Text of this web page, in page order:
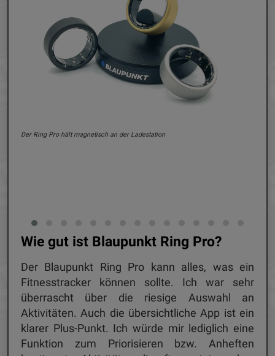
Der Ring Pro hält magnetisch an der Ladestation
Wie gut ist Blaupunkt Ring Pro?
Der Blaupunkt Ring Pro kann alles, was ein
Fitnesstracker können sollte. Ich war sehr
überrascht über die riesige Auswahl an
Aktivitäten. Auch die übersichtliche App ist ein
klarer Plus-Punkt. Ich würde mir lediglich eine
Funktion zum Priorisieren bzw. Anheften